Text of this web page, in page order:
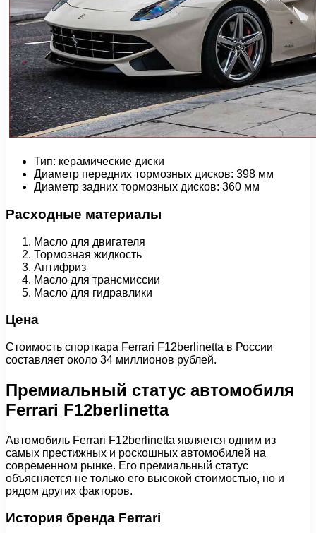
Тип: керамические диски
Диаметр передних тормозных дисков: 398 мм
Диаметр задних тормозных дисков: 360 мм
Расходные материалы
Масло для двигателя
Тормозная жидкость
Антифриз
Масло для трансмиссии
Масло для гидравлики
Цена
Стоимость спорткара Ferrari F12berlinetta в России
составляет около 34 миллионов рублей.
Премиальный статус автомобиля
Ferrari F12berlinetta
Автомобиль Ferrari F12berlinetta является одним из
самых престижных и роскошных автомобилей на
современном рынке. Его премиальный статус
объясняется не только его высокой стоимостью, но и
рядом других факторов.
История бренда Ferrari